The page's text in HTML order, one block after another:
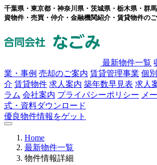
千葉県・東京都・神奈川県・茨城県・栃木県・群
資物件・売買・仲介・金融機関紹介・賃貸物件の
最新物件一覧
業・事例 売却のご案内 賃貸管理事業 個
介 賃貸物件 求人案内 築年数早見表 求人
ラム 会社案内 プライバシーポリシー メ
式・資料ダウンロード
優良物件情報をゲット
Home
最新物件一覧
物件情報詳細